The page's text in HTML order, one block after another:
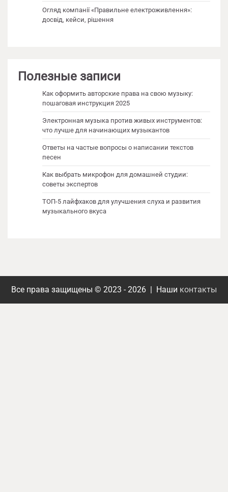
Огляд компанії «Правильне електроживлення»:
досвід, кейси, рішення
Полезные записи
Как оформить авторские права на свою музыку:
пошаговая инструкция 2025
Электронная музыка против живых инструментов:
что лучше для начинающих музыкантов
Ответы на частые вопросы о написании текстов
песен
Как выбрать микрофон для домашней студии:
советы экспертов
ТОП-5 лайфхаков для улучшения слуха и развития
музыкального вкуса
Все права защищены © 2023 - 2026 | Наши контакты